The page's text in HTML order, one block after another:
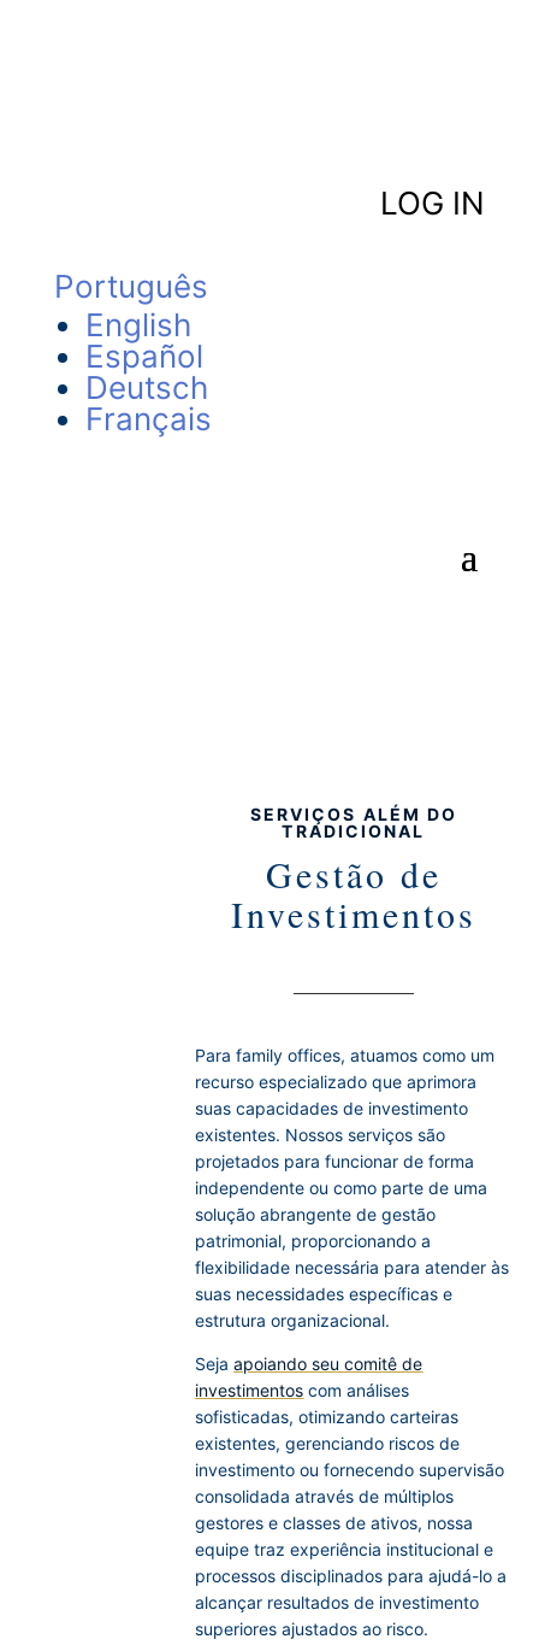
LOG IN
Português
English
Español
Deutsch
Français
SERVIÇOS ALÉM DO
TRADICIONAL
Gestão de
Investimentos
Para family offices, atuamos como um
recurso especializado que aprimora
suas capacidades de investimento
existentes. Nossos serviços são
projetados para funcionar de forma
independente ou como parte de uma
solução abrangente de gestão
patrimonial, proporcionando a
flexibilidade necessária para atender às
suas necessidades específicas e
estrutura organizacional.
Sejaapoiando seu comitê de
investimentos com análises
sofisticadas, otimizando carteiras
existentes, gerenciando riscos de
investimento ou fornecendo supervisão
consolidada através de múltiplos
gestores e classes de ativos, nossa
equipe traz experiência institucional e
processos disciplinados para ajudá-lo a
alcançar resultados de investimento
superiores ajustados ao risco.